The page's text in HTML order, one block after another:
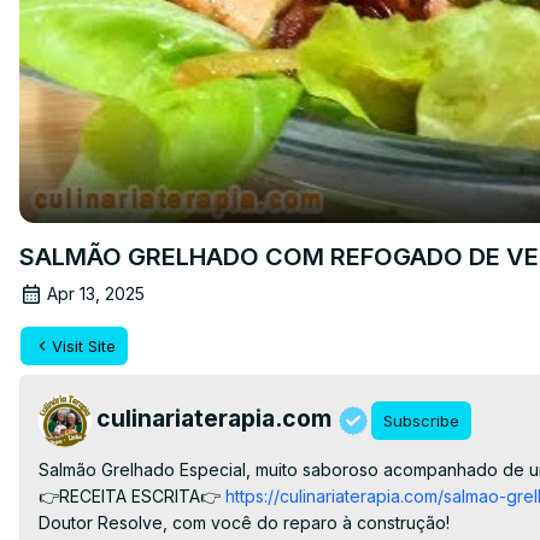
SALMÃO GRELHADO COM REFOGADO DE
Apr 13, 2025
Visit Site
culinariaterapia.com Subscribe
Salmão Grelhado Especial, muito saboroso acompanhado
👉RECEITA ESCRITA👉 https://culinariaterapia.com/salmao-
Doutor Resolve, com você do reparo à construção!